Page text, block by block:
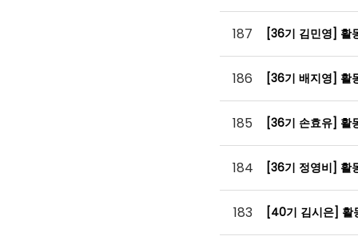
187 [36기 김민영] 활
186 [36기 배지영] 활
185 [36기 손효유] 활
184 [36기 정영비] 활
183 [40기 김시은] 활